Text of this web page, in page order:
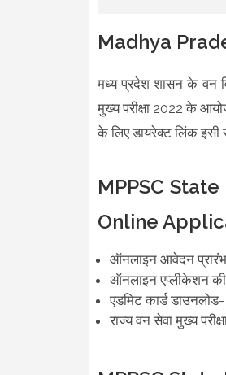
Madhya
मध्य प्रदेश शासन के वन
मुख्य परीक्षा 2022 के
के लिए डायरेक्ट लिंक इसी
MPPSC
Online
ऑनलाइन आवेदन
ऑनलाइन एप्लीकेशन
एडमिट कार्ड
राज्य वन सेवा मुख्य